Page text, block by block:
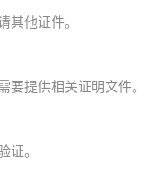
他证件。
提供相关证明文件。
。